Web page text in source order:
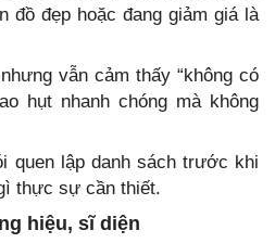
đồ đẹp hoặc đang giảm giá là
vẫn cảm thấy “không có
hụt nhanh chóng mà không
quen lập danh sách trước khi
thực sự cần thiết.
hiệu, sĩ diện